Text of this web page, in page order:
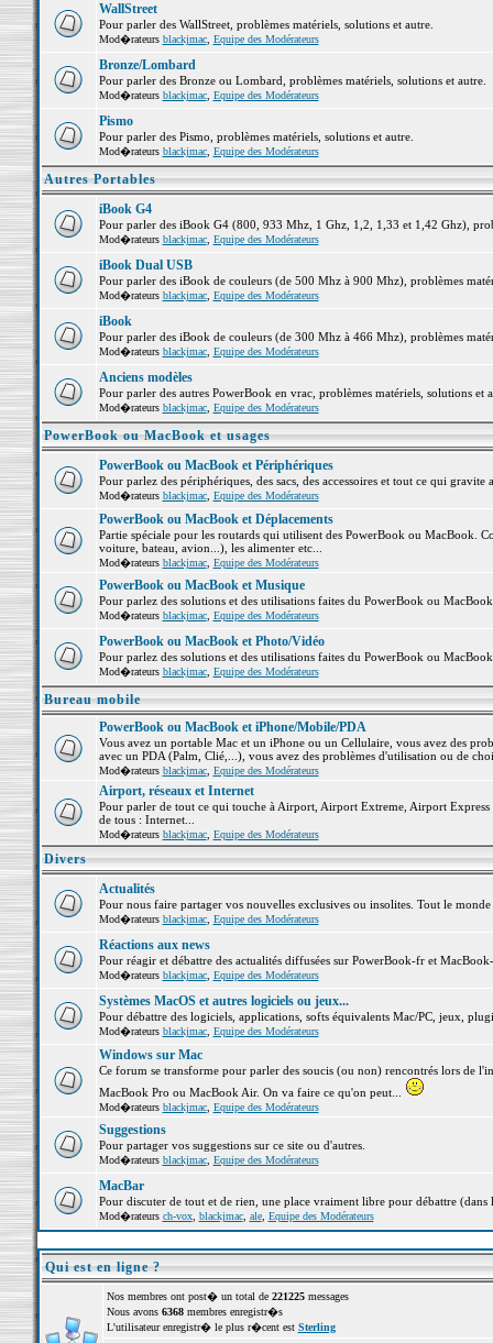
WallStreet
Pour parler des WallStreet, problèmes matériels, solutions et autre.
Mod�rateurs blackjmac, Equipe des Modérateurs
Bronze/Lombard
Pour parler des Bronze ou Lombard, problèmes matériels, solutions et autre.
Mod�rateurs blackjmac, Equipe des Modérateurs
Pismo
Pour parler des Pismo, problèmes matériels, solutions et autre.
Mod�rateurs blackjmac, Equipe des Modérateurs
Autres Portables
iBook G4
Pour parler des iBook G4 (800, 933 Mhz, 1 Ghz, 1,2, 1,33 et 1,42 Ghz),
Mod�rateurs blackjmac, Equipe des Modérateurs
iBook Dual USB
Pour parler des iBook de couleurs (de 500 Mhz à 900 Mhz), problèmes
Mod�rateurs blackjmac, Equipe des Modérateurs
iBook
Pour parler des iBook de couleurs (de 300 Mhz à 466 Mhz), problèmes
Mod�rateurs blackjmac, Equipe des Modérateurs
Anciens modèles
Pour parler des autres PowerBook en vrac, problèmes matériels, solutions et
Mod�rateurs blackjmac, Equipe des Modérateurs
PowerBook ou MacBook et usages
PowerBook ou MacBook et Périphériques
Pour parlez des périphériques, des sacs, des accessoires et tout ce qui
Mod�rateurs blackjmac, Equipe des Modérateurs
PowerBook ou MacBook et Déplacements
Partie spéciale pour les routards qui utilisent des PowerBook ou MacBook.
voiture, bateau, avion...), les alimenter etc...
Mod�rateurs blackjmac, Equipe des Modérateurs
PowerBook ou MacBook et Musique
Pour parlez des solutions et des utilisations faites du PowerBook ou
Mod�rateurs blackjmac, Equipe des Modérateurs
PowerBook ou MacBook et Photo/Vidéo
Pour parlez des solutions et des utilisations faites du PowerBook ou
Mod�rateurs blackjmac, Equipe des Modérateurs
Bureau mobile
PowerBook ou MacBook et iPhone/Mobile/PDA
Vous avez un portable Mac et un iPhone ou un Cellulaire, vous avez des
avec un PDA (Palm, Clié,...), vous avez des problèmes d'utilisation ou de
Mod�rateurs blackjmac, Equipe des Modérateurs
Airport, réseaux et Internet
Pour parler de tout ce qui touche à Airport, Airport Extreme, Airport
de tous : Internet...
Mod�rateurs blackjmac, Equipe des Modérateurs
Divers
Actualités
Pour nous faire partager vos nouvelles exclusives ou insolites. Tout le
Mod�rateurs blackjmac, Equipe des Modérateurs
Réactions aux news
Pour réagir et débattre des actualités diffusées sur PowerBook-fr et
Mod�rateurs blackjmac, Equipe des Modérateurs
Systèmes MacOS et autres logiciels ou jeux...
Pour débattre des logiciels, applications, softs équivalents Mac/PC, jeux,
Mod�rateurs blackjmac, Equipe des Modérateurs
Windows sur Mac
Ce forum se transforme pour parler des soucis (ou non) rencontrés lors de
MacBook Pro ou MacBook Air. On va faire ce qu'on peut...
Mod�rateurs blackjmac, Equipe des Modérateurs
Suggestions
Pour partager vos suggestions sur ce site ou d'autres.
Mod�rateurs blackjmac, Equipe des Modérateurs
MacBar
Pour discuter de tout et de rien, une place vraiment libre pour débattre (dans
Mod�rateurs ch-vox, blackjmac, ale, Equipe des Modérateurs
Qui est en ligne ?
Nos membres ont post� un total de 221225messages
Nous avons 6368membres enregistr�s
L'utilisateur enregistr� le plus r�cent est Sterling